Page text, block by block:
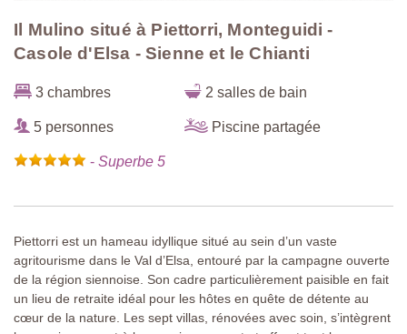
Il Mulino situé à Piettorri, Monteguidi -
Casole d'Elsa - Sienne et le Chianti
3 chambres 2 salles de bain
5 personnes Piscine partagée
- Superbe 5
Piettorri est un hameau idyllique situé au sein d’un vaste
agritourisme dans le Val d’Elsa, entouré par la campagne ouverte
de la région siennoise. Son cadre particulièrement paisible en fait
un lieu de retraite idéal pour les hôtes en quête de détente au
cœur de la nature. Les sept villas, rénovées avec soin, s’intègrent